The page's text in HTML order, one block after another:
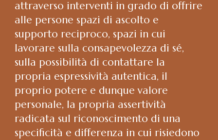
attraverso interventi in grado di offrire
alle persone spazi di ascolto e
supporto reciproco, spazi in cui
lavorare sulla consapevolezza di sé,
sulla possibilità di contattare la
propria espressività autentica, il
proprio potere e dunque valore
personale, la propria assertività
radicata sul riconoscimento di una
specificità e differenza in cui risiedono